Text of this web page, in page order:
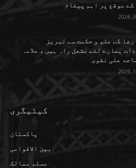
کے موقع پر اہم پیغام
رضا کے علم و حکمت سے لبریز
ہمارے لئے مشعل راہ ہیں ، علامہ
علی نقوی
کیٹیگری
پاکستان
بین الاقوامی
مسلم ممالک